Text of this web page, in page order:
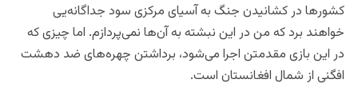
کشورها در کشانیدن جنگ به آسیای مرکزی سود جداگانه‌یی
خواهند برد که من در این نبشته به آن‌ها نمی‌پردازم. اما چیزی که
در این بازی مقدمتن اجرا می‌شود، برداشتن چهره‌های ضد دهشت
افگنی از شمال افغانستان است.